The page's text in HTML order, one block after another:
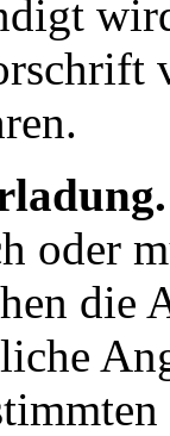
oder
die